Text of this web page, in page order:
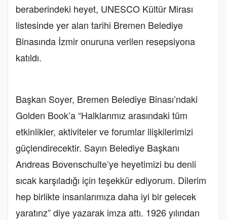
beraberindeki heyet, UNESCO Kültür Mirası
listesinde yer alan tarihi Bremen Belediye
Binasında İzmir onuruna verilen resepsiyona
katıldı.
Başkan Soyer, Bremen Belediye Binası’ndaki
Golden Book’a “Halklarımız arasındaki tüm
etkinlikler, aktiviteler ve forumlar ilişkilerimizi
güçlendirecektir. Sayın Belediye Başkanı
Andreas Bovenschulte’ye heyetimizi bu denli
sıcak karşıladığı için teşekkür ediyorum. Dilerim
hep birlikte insanlarımıza daha iyi bir gelecek
yaratırız” diye yazarak imza attı. 1926 yılından